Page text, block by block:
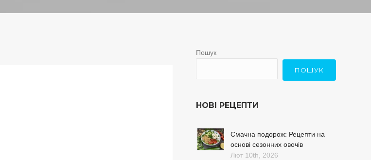
Пошук
ПОШУК
НОВІ РЕЦЕПТИ
Смачна подорож: Рецепти на
основі сезонних овочів
Лют 10th, 2026